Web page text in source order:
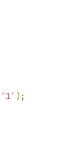
'1' );